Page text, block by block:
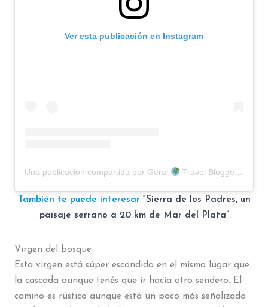
Ver esta publicación en Instagram
Una publicación compartida por Geral Travel Blogger (@matecito.viajero)
También te puede interesar “Sierra de los Padres, un
paisaje serrano a 20 km de Mar del Plata”
Virgen del bosque
Esta virgen está súper escondida en el mismo lugar que
la cascada aunque tenés que ir hacia otro sendero. El
camino es rústico aunque está un poco más señalizado